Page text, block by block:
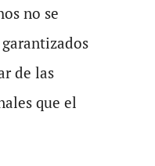
no se
de las
que el